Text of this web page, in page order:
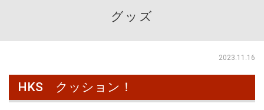
グッズ
2023.11.16
HKS クッション！